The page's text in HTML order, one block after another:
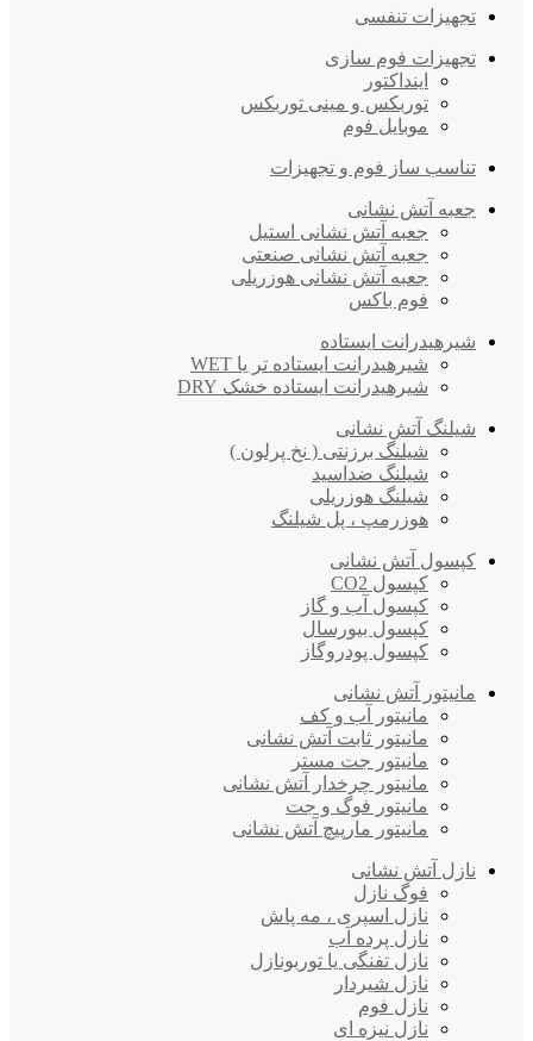
تجهیزات تنفسی
تجهیزات فوم سازی
اینداکتور
توربکس و مینی توربکس
موبایل فوم
تناسب ساز فوم و تجهیزات
جعبه آتش نشانی
جعبه آتش نشانی استیل
جعبه آتش نشانی صنعتی
جعبه آتش نشانی هوزریلی
فوم باکس
شیرهیدرانت ایستاده
شیرهیدرانت ایستاده تر یا WET
شیرهیدرانت ایستاده خشک DRY
شیلنگ آتش نشانی
شیلنگ برزنتی ( نخ پرلون )
شیلنگ ضداسید
شیلنگ هوزریلی
هوزرمپ ، پل شیلنگ
کپسول آتش نشانی
کپسول CO2
کپسول آب و گاز
کپسول بیورسال
کپسول پودروگاز
مانیتور آتش نشانی
مانیتور آب و کف
مانیتور ثابت آتش نشانی
مانیتور جت مستر
مانیتور چرخدار آتش نشانی
مانیتور فوگ و جت
مانیتور مارپیچ آتش نشانی
نازل آتش نشانی
فوگ نازل
نازل اسپری ، مه پاش
نازل پرده آب
نازل تفنگی یا توربونازل
نازل شیردار
نازل فوم
نازل نیزه ای